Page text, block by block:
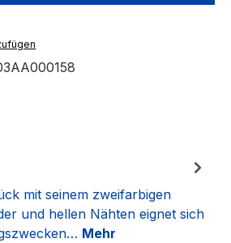
mit seinem zweifarbigen
und hellen Nähten eignet sich
Mehr